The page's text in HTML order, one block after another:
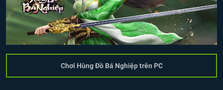
Chơi Hùng Đồ Bá Nghiệp trên PC